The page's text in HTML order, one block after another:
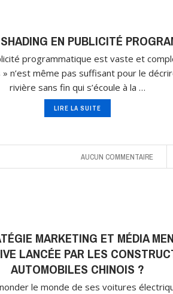
EN PUBLICITÉ
programmatique est vaste et
n’est même pas suffisant pour le
rivière sans fin qui s’écoule à la …
LIRE LA SUITE
AUCUN COMMENTAIRE
MARKETING ET MÉDIA
LANCÉE PAR LES
AUTOMOBILES CHINOIS ?
le monde de ses voitures